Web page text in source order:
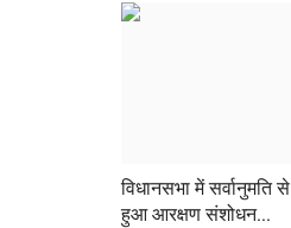
विधानसभा में सर्वानुमति से
हुआ आरक्षण संशोधन...